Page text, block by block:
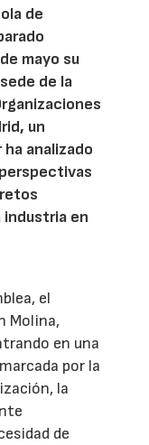
de
mayo su
de la
un
analizado
en
el
Molina,
en una
por la
la
de